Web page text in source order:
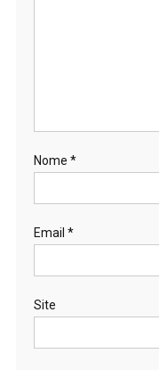
Nome *
Email *
Site